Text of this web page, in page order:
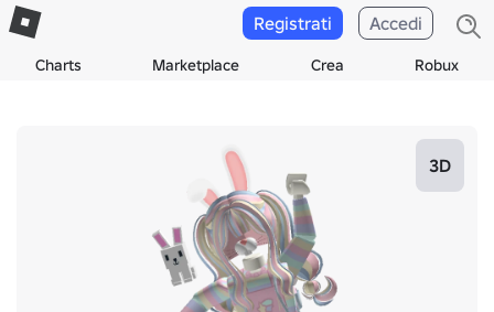
Charts Marketplace Crea Robux
Registrati Accedi
3D